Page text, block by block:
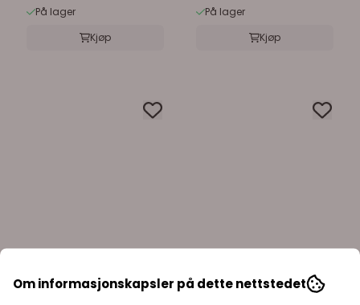
På lager
Kjøp
På lager
Kjøp
Om informasjonskapsler på dette nettstedet